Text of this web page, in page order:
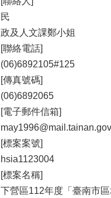
民
政及人文課鄭小姐
[聯絡電話]
(06)6892105#125
[傳真號碼]
(06)6892065
[電子郵件信箱]
[標案案號]
hsia1123004
[標案名稱]
下營區112年度「臺南市